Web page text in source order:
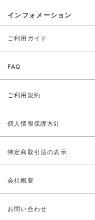
インフォメーション
ご利用ガイド
FAQ
ご利用規約
個人情報保護方針
特定商取引法の表示
会社概要
お問い合わせ